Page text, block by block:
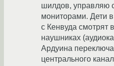
шилдов, управляю
мониторами. Дети в
с Кенвуда смотрят
наушниках
Ардуина
центрального